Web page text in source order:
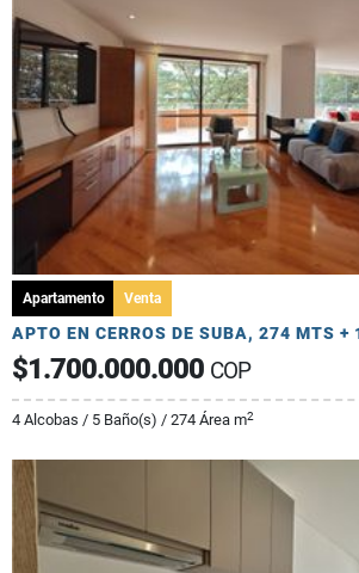
Apartamento Venta
$1.700.000.000 COP
4 Alcobas / 5 Baño(s) / 274 Área m2